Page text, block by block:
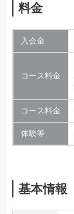
料金
入会金
コース料金
コース料金
体験等
基本情報